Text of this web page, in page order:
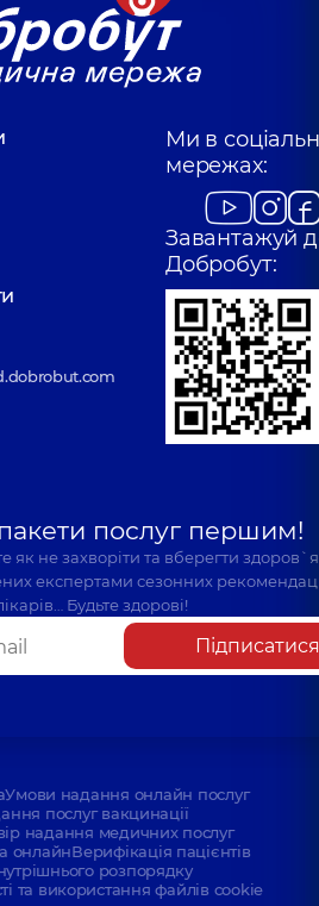
Ми в
мережах:
Завантажуй
Добробут:
послуг першим!
як не захворіти та вберегти
експертами сезонних
Будьте здорові!
Підписатися
Умови надання онлайн послуг
послуг вакцинації
надання медичних послуг
онлайнВерифікація пацієнтів
розпорядку
та використання файлів cookie